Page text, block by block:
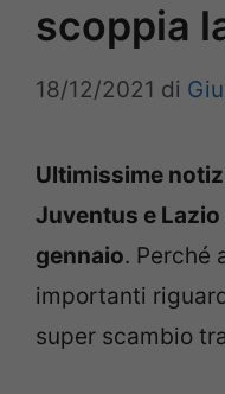
scoppia
18/12/2021 di
Ultimissime
Juventus e
gennaio. Perché
importanti
super scambio